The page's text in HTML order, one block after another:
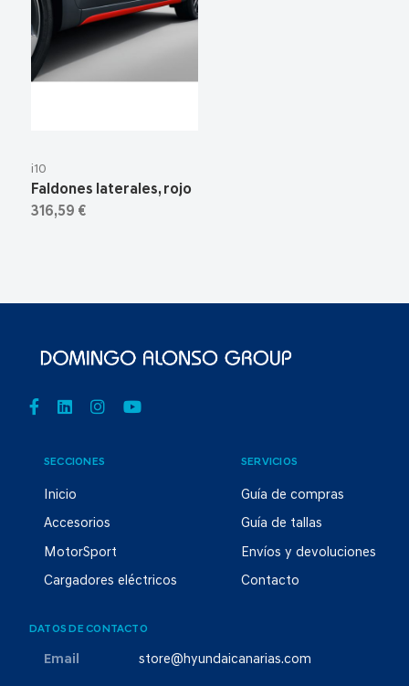
i10
Faldones laterales, rojo
316,59 €
SECCIONES
Inicio
Accesorios
MotorSport
Cargadores eléctricos
SERVICIOS
Guía de compras
Guía de tallas
Envíos y devoluciones
Contacto
DATOS DE CONTACTO
Email store@hyundaicanarias.com